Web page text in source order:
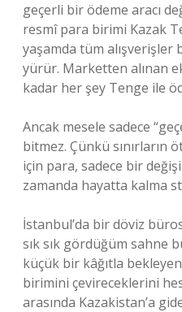
geçerli bir ödeme aracı
resmî para birimi Kazak
yaşamda tüm
yürür. Marketten alınan
kadar her şey Tenge ile
Ancak mesele sadece
bitmez. Çünkü sınırların
için para, sadece bir
zamanda hayatta kalma
İstanbul’da bir döviz
sık sık gördüğüm sahne
küçük bir kâğıtla
birimini çevireceklerini
arasında Kazakistan’a